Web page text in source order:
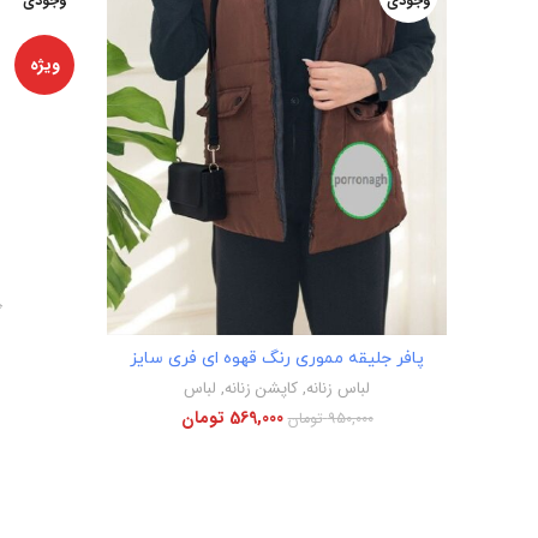
اطلاعات بیشتر
پافر جلیقه مموری رنگ قهوه ای فری سایز
لباس زنانه,کاپشن زنانه, لباس
950,000 تومان 569,000 تومان
ویژه